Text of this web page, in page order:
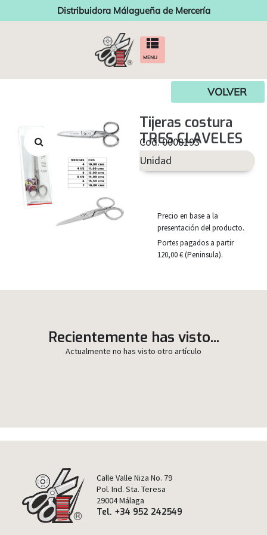
Distribuidora Málagueña de Mercería
MENU
VOLVER
Tijeras costura
TRES CLAVELES
Cod. 0008193
Unidad
Precio en base a la
presentación del producto.
Portes pagados a partir
120,00 € (Peninsula).
Recientemente has visto...
Actualmente no has visto otro artículo
Calle Valle Niza No. 79
Pol. Ind. Sta. Teresa
29004 Málaga
Tel. +34 952 242549